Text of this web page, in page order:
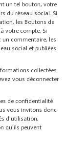
un tel bouton, votre
du réseau social. Si
les Boutons de
votre compte. Si
un commentaire, les
social et publiées
collectées
vous déconnecter
de confidentialité
vous invitons donc
d'utilisation,
qu'ils peuvent